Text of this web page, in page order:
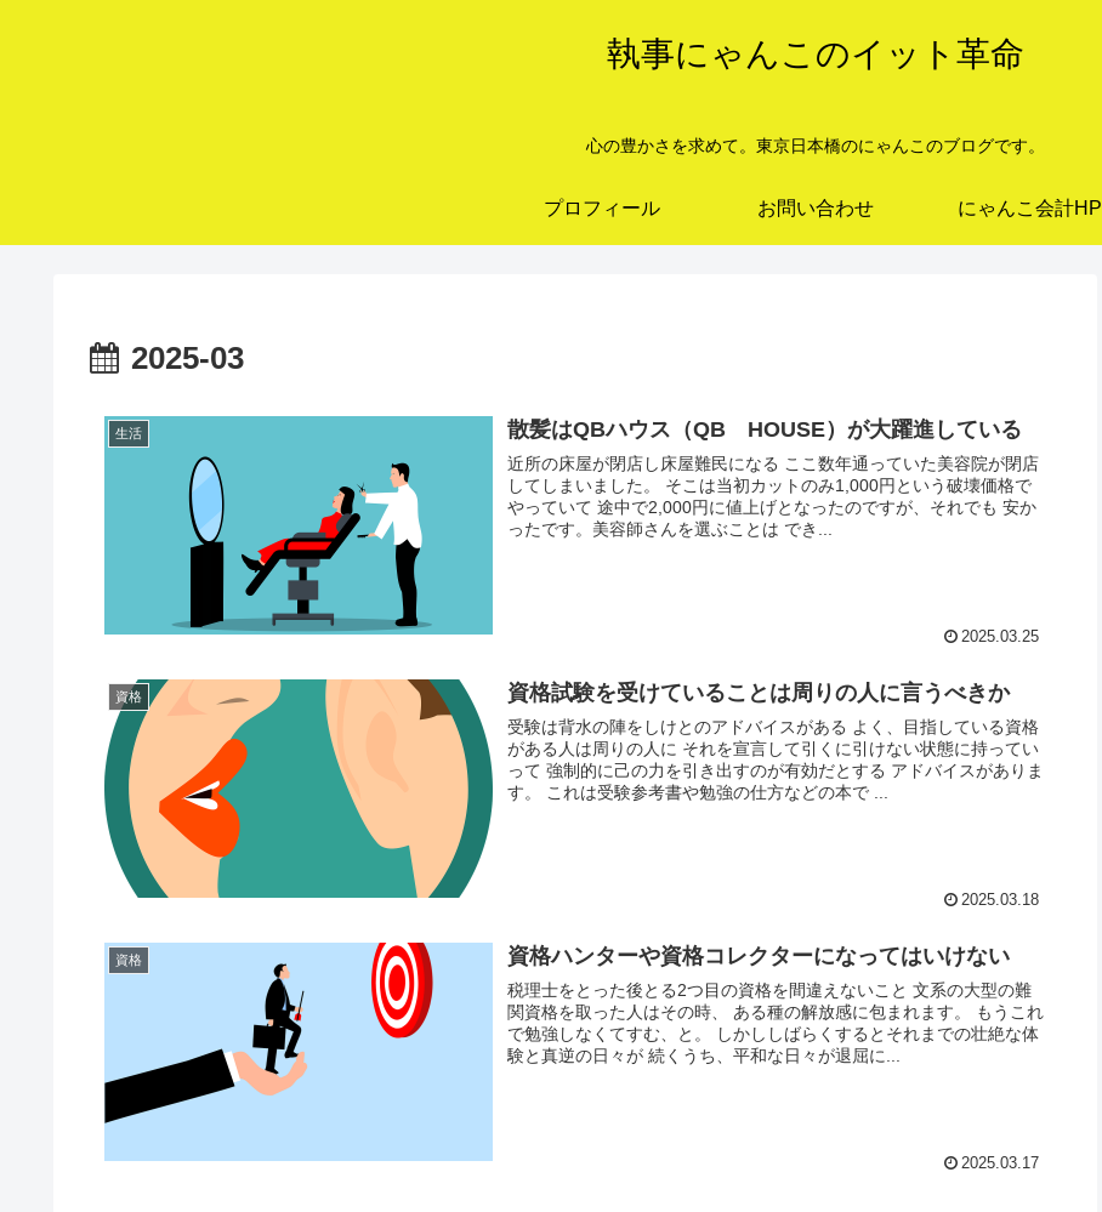
執事にゃんこのイット革命
心の豊かさを求めて。東京日本橋のにゃんこのブログです。
プロフィール お問い合わせ にゃんこ会計HP
2025-03
生活 散髪はQBハウス（QB HOUSE）が大躍進している
近所の床屋が閉店し床屋難民になる ここ数年通っていた美容院が閉店
してしまいました。 そこは当初カットのみ1,000円という破壊価格で
やっていて 途中で2,000円に値上げとなったのですが、それでも 安か
ったです。美容師さんを選ぶことは でき...
2025.03.25
資格 資格試験を受けていることは周りの人に言うべきか
受験は背水の陣をしけとのアドバイスがある よく、目指している資格
がある人は周りの人に それを宣言して引くに引けない状態に持ってい
って 強制的に己の力を引き出すのが有効だとする アドバイスがありま
す。 これは受験参考書や勉強の仕方などの本で ...
2025.03.18
資格 資格ハンターや資格コレクターになってはいけない
税理士をとった後とる2つ目の資格を間違えないこと 文系の大型の難
関資格を取った人はその時、 ある種の解放感に包まれます。 もうこれ
で勉強しなくてすむ、と。 しかししばらくするとそれまでの壮絶な体
験と真逆の日々が 続くうち、平和な日々が退屈に...
2025.03.17